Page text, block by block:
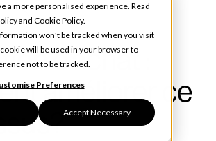
a more personalised experience. Read
and Cookie Policy.
won’t be tracked when you visit
will be used in your browser to
not to be tracked.
Preferences
Accept Necessary
d’achat :
améliorer ce